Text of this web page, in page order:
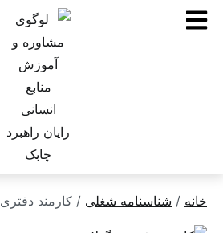
شغلی/ کارمند دفتری رگولاتوری